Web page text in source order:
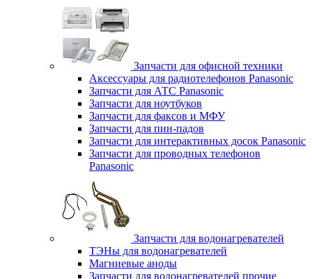
Запчасти для офисной техники
Аксессуары для радиотелефонов Panasonic
Запчасти для АТС Panasonic
Запчасти для ноутбуков
Запчасти для факсов и МФУ
Запчасти для пин-падов
Запчасти для интерактивных досок Panasonic
Запчасти для проводных телефонов
Panasonic
Запчасти для водонагревателей
ТЭНы для водонагревателей
Магниевые аноды
Запчасти для водонагревателей прочие